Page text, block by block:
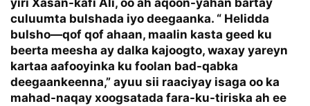
yiri Xasan-kafi Ali, oo ah aqoon-yahan bartay
culuumta bulshada iyo deegaanka. “ Helidda
bulsho—qof qof ahaan, maalin kasta geed ku
beerta meesha ay dalka kajoogto, waxay yareyn
kartaa aafooyinka ku foolan bad-qabka
deegaankeenna,” ayuu sii raaciyay isaga oo ka
mahad-naqay xoogsatada fara-ku-tiriska ah ee